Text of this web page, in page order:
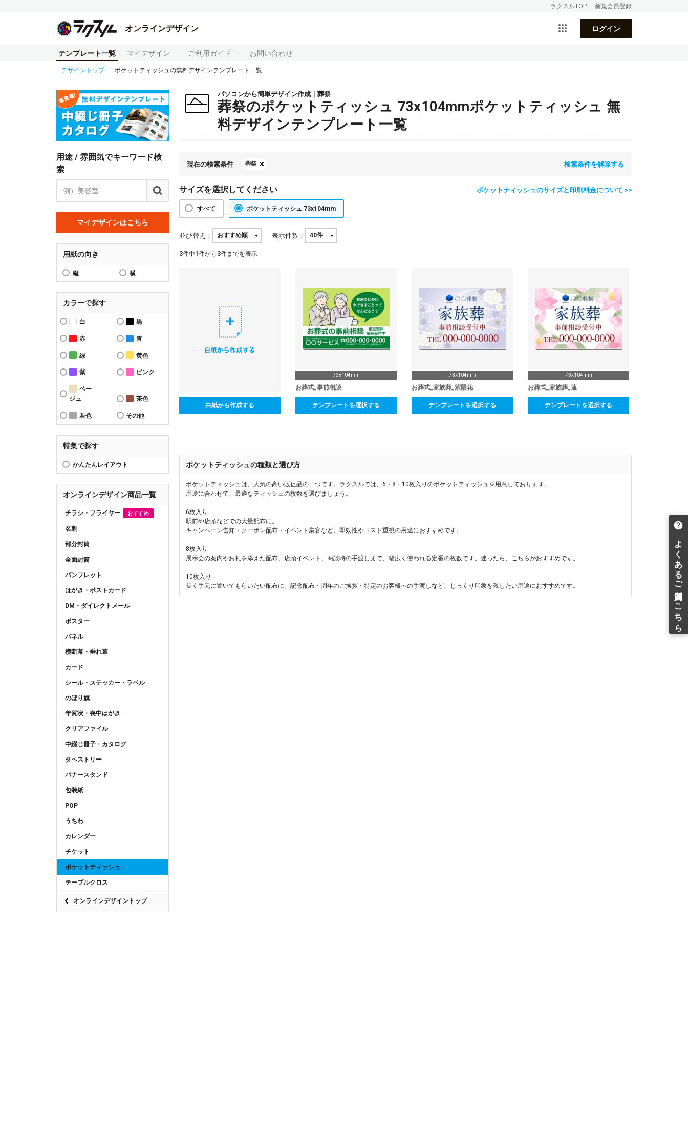
ラクスルTOP 新規会員登録
オンラインデザイン ログイン
テンプレート一覧 マイデザイン ご利用ガイド お問い合わせ
デザイントップ ポケットティッシュの無料デザインテンプレート一覧
用途 / 雰囲気でキーワード検
索
マイデザインはこちら
用紙の向き
縦 横
カラーで探す
白 黒
赤 青
緑 黄色
紫 ピンク
ベー
ジュ
茶色
灰色 その他
特集で探す
かんたんレイアウト
オンラインデザイン商品一覧
チラシ・フライヤー おすすめ
名刺
部分封筒
全面封筒
パンフレット
はがき・ポストカード
DM・ダイレクトメール
ポスター
パネル
横断幕・垂れ幕
カード
シール・ステッカー・ラベル
のぼり旗
年賀状・喪中はがき
クリアファイル
中綴じ冊子・カタログ
タペストリー
バナースタンド
包装紙
POP
うちわ
カレンダー
チケット
ポケットティッシュ
テーブルクロス
オンラインデザイントップ
パソコンから簡単デザイン作成｜葬祭
葬祭のポケットティッシュ 73x104mmポケットティッシュ 無
料デザインテンプレート一覧
現在の検索条件 葬祭 検索条件を解除する
サイズを選択してください ポケットティッシュのサイズと印刷料金について >>
すべて ポケットティッシュ 73x104mm
並び替え： 表示件数：
3件中1 件から 3件までを表示
白紙から作成する
73x104mm
お葬式_事前相談
テンプレートを選択する
73x104mm
お葬式_家族葬_紫陽花
テンプレートを選択する
73x104mm
お葬式_家族葬_蓮
テンプレートを選択する
ポケットティッシュの種類と選び方
ポケットティッシュは、人気の高い販促品の一つです。ラクスルでは、6・8・10枚入りのポケットティッシュを用意しております。
用途に合わせて、最適なティッシュの枚数を選びましょう。
6枚入り
駅前や店頭などでの大量配布に。
キャンペーン告知・クーポン配布・イベント集客など、即効性やコスト重視の用途におすすめです。
8枚入り
展示会の案内やお礼を添えた配布、店頭イベント、商談時の手渡しまで、幅広く使われる定番の枚数です。迷ったら、こちらがおすすめです。
10枚入り
長く手元に置いてもらいたい配布に。記念配布・周年のご挨拶・特定のお客様への手渡しなど、じっくり印象を残したい用途におすすめです。